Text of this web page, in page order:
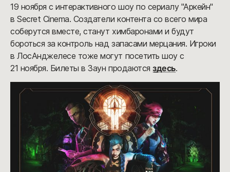
19 ноября с интерактивного шоу по сериалу "Аркейн"
в Secret Cinema. Создатели контента со всего мира
соберутся вместе, станут химбаронами и будут
бороться за контроль над запасами мерцания. Игроки
в ЛосАнджелесе тоже могут посетить шоу с
21 ноября. Билеты в Заун продаютсяздесь.